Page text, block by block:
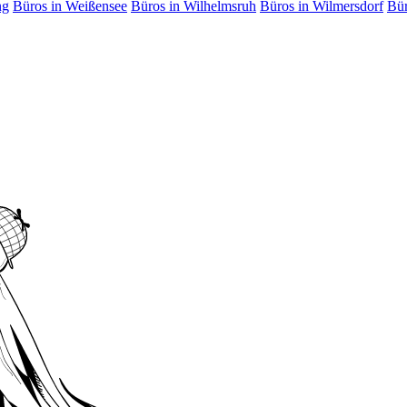
Büros in Weißensee Büros in Wilhelmsruh Büros in Wilmersdorf